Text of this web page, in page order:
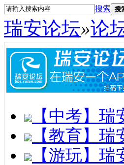
搜索 搜
瑞安论坛»论
【中考】
【教育】
【游玩】